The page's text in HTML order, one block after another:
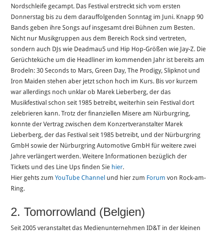
Nordschleife gecampt. Das Festival erstreckt sich vom ersten
Donnerstag bis zu dem darauffolgenden Sonntag im Juni. Knapp 90
Bands geben ihre Songs auf insgesamt drei Bühnen zum Besten.
Nicht nur Musikgruppen aus dem Bereich Rock sind vertreten,
sondern auch DJs wie Deadmau5 und Hip Hop-Größen wie Jay-Z. Die
Gerüchteküche um die Headliner im kommenden Jahr ist bereits am
Brodeln: 30 Seconds to Mars, Green Day, The Prodigy, Slipknot und
Iron Maiden stehen aber jetzt schon hoch im Kurs. Bis vor kurzem
war allerdings noch unklar ob Marek Lieberberg, der das
Musikfestival schon seit 1985 betreibt, weiterhin sein Festival dort
zelebrieren kann. Trotz der finanziellen Misere am Nürburgring,
konnte der Vertrag zwischen dem Konzertveranstalter Marek
Lieberberg, der das Festival seit 1985 betreibt, und der Nürburgring
GmbH sowie der Nürburgring Automotive GmbH für weitere zwei
Jahre verlängert werden. Weitere Informationen bezüglich der
Tickets und des Line Ups finden Sie hier.
Hier gehts zumYouTube Channel und hier zum Forum von Rock-am-
Ring.
2. Tomorrowland (Belgien)
Seit 2005 veranstaltet das Medienunternehmen ID&T in der kleinen